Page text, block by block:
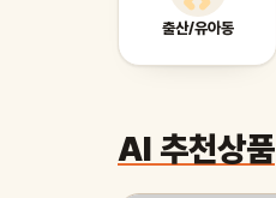
출산/유아동
AI 추천상품